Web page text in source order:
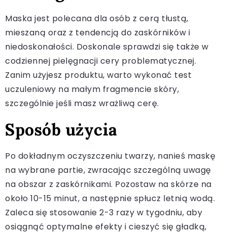
Maska jest polecana dla osób z cerą tłustą,
mieszaną oraz z tendencją do zaskórników i
niedoskonałości. Doskonale sprawdzi się także w
codziennej pielęgnacji cery problematycznej.
Zanim użyjesz produktu, warto wykonać test
uczuleniowy na małym fragmencie skóry,
szczególnie jeśli masz wrażliwą cerę.
Sposób użycia
Po dokładnym oczyszczeniu twarzy, nanieś maskę
na wybrane partie, zwracając szczególną uwagę
na obszar z zaskórnikami. Pozostaw na skórze na
około 10-15 minut, a następnie spłucz letnią wodą.
Zaleca się stosowanie 2-3 razy w tygodniu, aby
osiągnąć optymalne efekty i cieszyć się gładką,